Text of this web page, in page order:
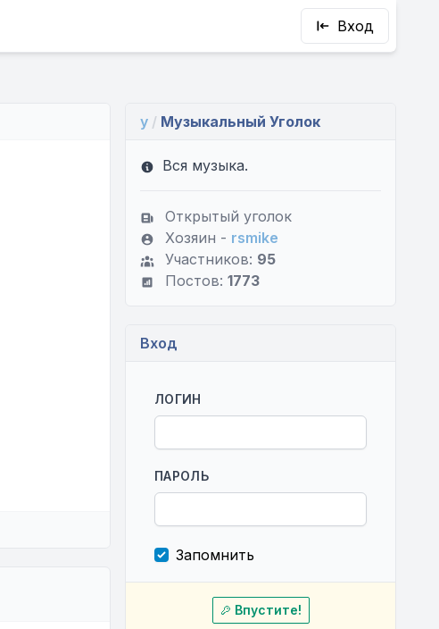
Вход
y / Музыкальный Уголок
Вся музыка.
Открытый уголок
Хозяин - rsmike
Участников: 95
Постов: 1773
Вход
ЛОГИН
ПАРОЛЬ
Запомнить
Впустите!